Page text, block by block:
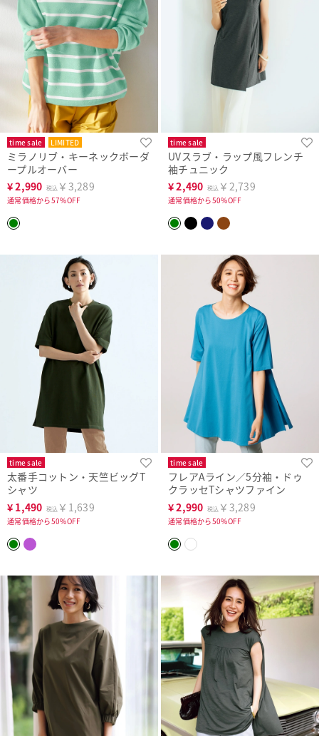
time sale LIMITED
ミラノリブ・キーネックボーダ
ープルオーバー
¥2,990 税込 ￥3,289
通常価格から57%OFF
time sale
UVスラブ・ラップ風フレンチ
袖チュニック
¥2,490 税込 ￥2,739
通常価格から50%OFF
time sale
太番手コットン・天竺ビッグT
シャツ
¥ 1,490 税込 ￥1,639
通常価格から50%OFF
time sale
フレアAライン／5分袖・ドゥ
クラッセTシャツファイン
¥2,990 税込 ￥3,289
通常価格から50%OFF